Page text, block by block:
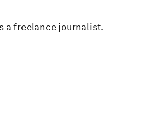
a freelance journalist.